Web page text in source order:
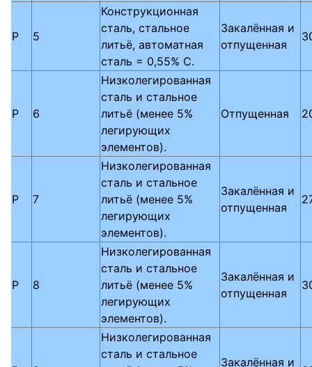
P 5
Конструкционная
сталь, стальное
литьё, автоматная
сталь = 0,55% C.
Закалённая и
отпущенная
P 6
Низколегированная
сталь и стальное
литьё (менее 5%
легирующих
элементов).
Отпущенная
P 7
Низколегированная
сталь и стальное
литьё (менее 5%
легирующих
элементов).
Закалённая и
отпущенная
P 8
Низколегированная
сталь и стальное
литьё (менее 5%
легирующих
элементов).
Закалённая и
отпущенная
Низколегированная
сталь и стальное
Закалённая и